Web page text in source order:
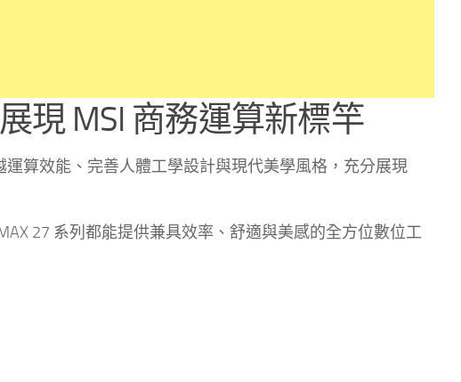
現 MSI 商務運算新標竿
運算效能、完善人體工學設計與現代美學風格，充分展現
27 系列都能提供兼具效率、舒適與美感的全方位數位工